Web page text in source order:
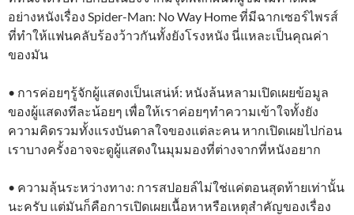
อย่างหนังเรื่อง Spider-Man: No Way Home ที่มีฉากเซอร์ไพรส์
ที่ทำให้แฟนคลับร้องว้าวกันทั้งยังโรงหนัง นี่แหละเป็นคุณค่า
ของมัน
• การค่อยๆรู้จักผู้แสดงเป็นเสน่ห์: หนังล้นหลามเปิดเผยข้อมูล
ของผู้แสดงทีละน้อยๆ เพื่อให้เราค่อยๆทำความเข้าใจทั้งยัง
ความคิดรวมทั้งแรงบันดาลใจของแต่ละคน หากเปิดเผยไปก่อน
เราบางครั้งอาจจะดูผู้แสดงในมุมมองที่ต่างจากที่หนังอยาก
• ความลุ้นระหว่างทาง: การสปอยล์ไม่ใช่แค่ตอนสุดท้ายเท่านั้น
นะครับ แต่มันก็คือการเปิดเผยเนื้อหาหรือเหตุสำคัญของเรื่อง